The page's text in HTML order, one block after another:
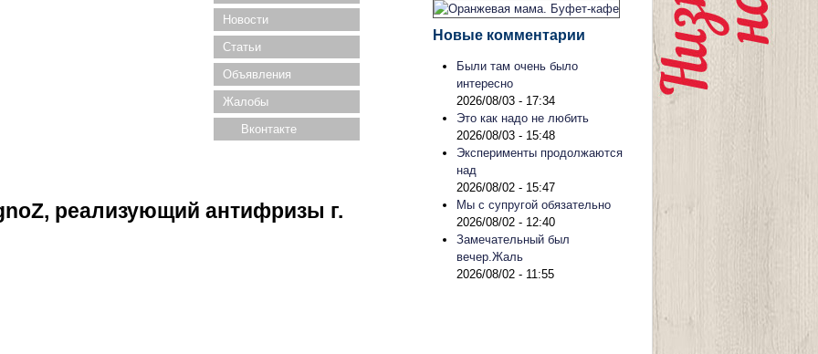
Новости
Статьи
Объявления
Жалобы
Вконтакте
реализующий антифризы г.
Новые комментарии
Были там очень было
интересно
2026/08/03 - 17:34
Это как надо не любить
2026/08/03 - 15:48
Эксперименты продолжаются
над
2026/08/02 - 15:47
Мы с супругой обязательно
2026/08/02 - 12:40
Замечательный был
вечер.Жаль
2026/08/02 - 11:55